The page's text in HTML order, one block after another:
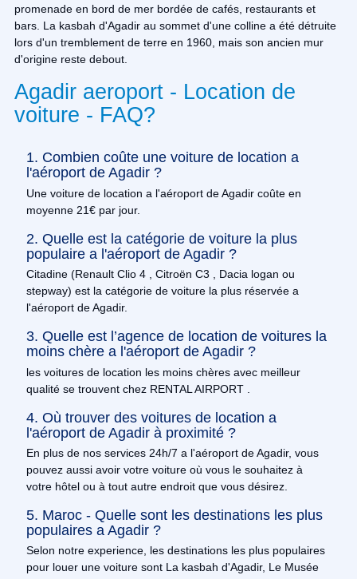
promenade en bord de mer bordée de cafés, restaurants et
bars. La kasbah d'Agadir au sommet d'une colline a été détruite
lors d'un tremblement de terre en 1960, mais son ancien mur
d'origine reste debout.
Agadir aeroport - Location de
voiture - FAQ?
1. Combien coûte une voiture de location a
l'aéroport de Agadir ?
Une voiture de location a l'aéroport de Agadir coûte en
moyenne 21€ par jour.
2. Quelle est la catégorie de voiture la plus
populaire a l'aéroport de Agadir ?
Citadine (Renault Clio 4 , Citroën C3 , Dacia logan ou
stepway) est la catégorie de voiture la plus réservée a
l'aéroport de Agadir.
3. Quelle est l’agence de location de voitures la
moins chère a l'aéroport de Agadir ?
les voitures de location les moins chères avec meilleur
qualité se trouvent chez RENTAL AIRPORT .
4. Où trouver des voitures de location a
l'aéroport de Agadir à proximité ?
En plus de nos services 24h/7 a l'aéroport de Agadir, vous
pouvez aussi avoir votre voiture où vous le souhaitez à
votre hôtel ou à tout autre endroit que vous désirez.
5. Maroc - Quelle sont les destinations les plus
populaires a Agadir ?
Selon notre experience, les destinations les plus populaires
pour louer une voiture sont La kasbah d'Agadir, Le Musée